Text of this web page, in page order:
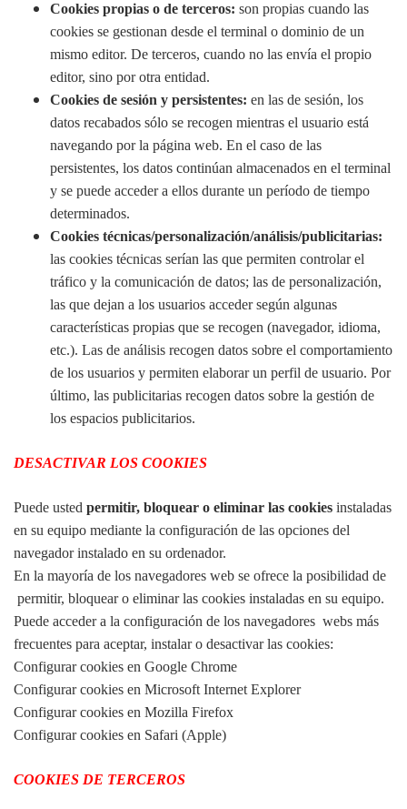
Cookies propias o de terceros: son propias cuando las
cookies se gestionan desde el terminal o dominio de un
mismo editor. De terceros, cuando no las envía el propio
editor, sino por otra entidad.
Cookies de sesión y persistentes: en las de sesión, los
datos recabados sólo se recogen mientras el usuario está
navegando por la página web. En el caso de las
persistentes, los datos continúan almacenados en el terminal
y se puede acceder a ellos durante un período de tiempo
determinados.
Cookies técnicas/personalización/análisis/publicitarias:
las cookies técnicas serían las que permiten controlar el
tráfico y la comunicación de datos; las de personalización,
las que dejan a los usuarios acceder según algunas
características propias que se recogen (navegador, idioma,
etc.). Las de análisis recogen datos sobre el comportamiento
de los usuarios y permiten elaborar un perfil de usuario. Por
último, las publicitarias recogen datos sobre la gestión de
los espacios publicitarios.
DESACTIVAR LOS COOKIES
Puede usted permitir, bloquear o eliminar las cookies instaladas
en su equipo mediante la configuración de las opciones del
navegador instalado en su ordenador.
En la mayoría de los navegadores web se ofrece la posibilidad de
permitir, bloquear o eliminar las cookies instaladas en su equipo.
Puede acceder a la configuración de los navegadores webs más
frecuentes para aceptar, instalar o desactivar las cookies:
Configurar cookies en Google Chrome
Configurar cookies en Microsoft Internet Explorer
Configurar cookies en Mozilla Firefox
Configurar cookies en Safari (Apple)
COOKIES DE TERCEROS